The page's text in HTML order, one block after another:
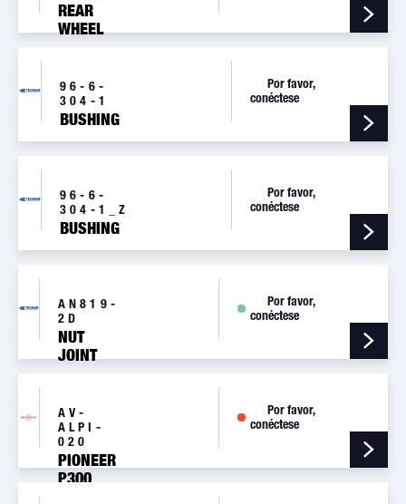
REAR
WHEEL
96-6-
304-1
BUSHING
Por favor,
conéctese
96-6-
304-1_Z
BUSHING
Por favor,
conéctese
AN819-
2D
NUT
JOINT
Por favor,
conéctese
AV-
ALPI-
020
PIONEER
P300
Por favor,
conéctese